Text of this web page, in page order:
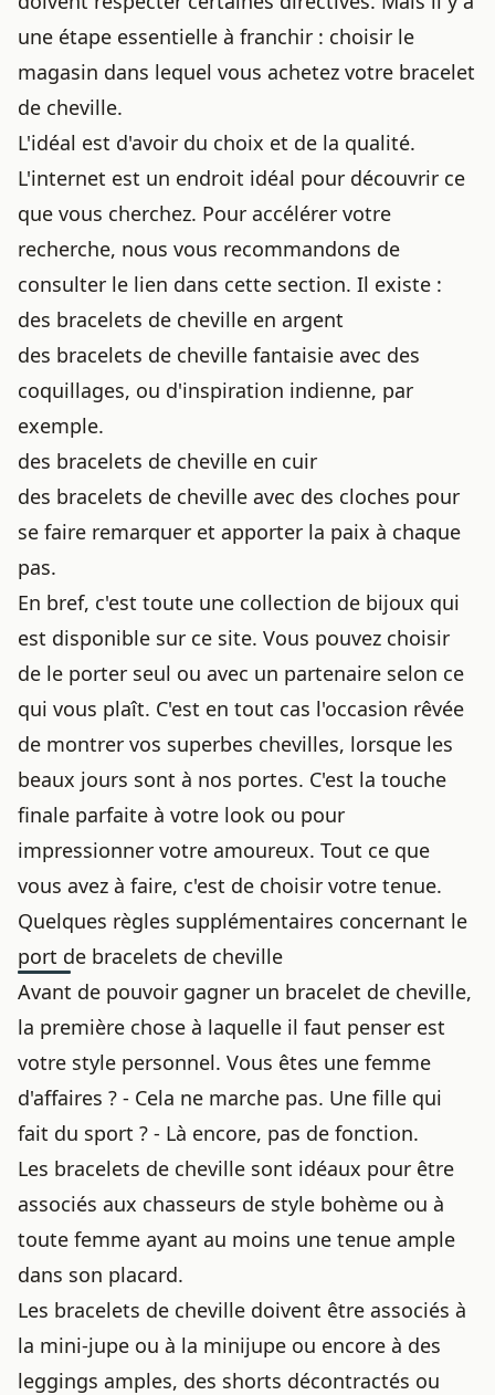
une étape essentielle à franchir : choisir le
magasin dans lequel vous achetez votre bracelet
de cheville.
L'idéal est d'avoir du choix et de la qualité.
L'internet est un endroit idéal pour découvrir ce
que vous cherchez. Pour accélérer votre
recherche, nous vous recommandons de
consulter le lien dans cette section. Il existe :
des bracelets de cheville en argent
des bracelets de cheville fantaisie avec des
coquillages, ou d'inspiration indienne, par
exemple.
des bracelets de cheville en cuir
des bracelets de cheville avec des cloches pour
se faire remarquer et apporter la paix à chaque
pas.
En bref, c'est toute une collection de bijoux qui
est disponible sur ce site. Vous pouvez choisir
de le porter seul ou avec un partenaire selon ce
qui vous plaît. C'est en tout cas l'occasion rêvée
de montrer vos superbes chevilles, lorsque les
beaux jours sont à nos portes. C'est la touche
finale parfaite à votre look ou pour
impressionner votre amoureux. Tout ce que
vous avez à faire, c'est de choisir votre tenue.
Quelques règles supplémentaires concernant le
port de bracelets de cheville
Avant de pouvoir gagner un bracelet de cheville,
la première chose à laquelle il faut penser est
votre style personnel. Vous êtes une femme
d'affaires ? - Cela ne marche pas. Une fille qui
fait du sport ? - Là encore, pas de fonction.
Les bracelets de cheville sont idéaux pour être
associés aux chasseurs de style bohème ou à
toute femme ayant au moins une tenue ample
dans son placard.
Les bracelets de cheville doivent être associés à
la mini-jupe ou à la minijupe ou encore à des
leggings amples, des shorts décontractés ou